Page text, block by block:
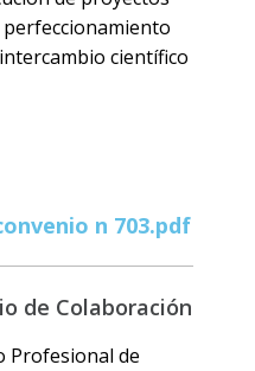
científico
n 703.pdf
de Colaboración
Profesional de